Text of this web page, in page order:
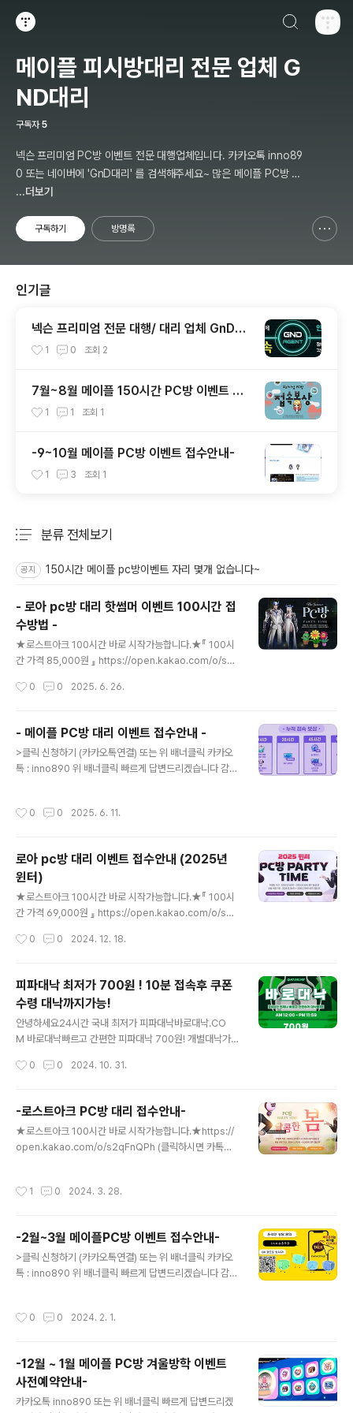
메이플 피시방대리 전문 업체 G
ND대리
구독자 5
넥슨 프리미엄 PC방 이벤트 전문 대행업체입니다. 카카오톡 inno89
0 또는 네이버에 'GnD대리' 를 검색해주세요~ 많은 메이플 PC방 대
리 후기가 있습니다
...더보기
구독하기 방명록
인기글
넥슨 프리미엄 전문 대행/ 대리 업체 GnD입
니다.
1 0 조회 2
7월~8월 메이플 150시간 PC방 이벤트 대
행 진행합니다
1 1 조회 1
-9~10월 메이플 PC방 이벤트 접수안내-
1 3 조회 1
분류 전체보기
공지 150시간 메이플 pc방이벤트 자리 몇개 없습니다~
- 로아 pc방 대리 핫썸머 이벤트 100시간 접
수방법 -
★로스트아크 100시간 바로 시작가능합니다.★『 100시
간 가격 85,000원 』 https://open.kakao.com/o/s2q
inno890 이쪽으로 카톡주시면 빠르게 답변드리곘습니다.
새벽 02:00 ~ 12:00 (매일 10시간,주말제외가능) 2자리
남음-B조- 매일 오후 12:00 ~ 22:00(매일 10시간,주말
제외가능)2자리 남음
0 0 2025. 6. 26.
- 메이플 PC방 대리 이벤트 접수안내 -
>클릭 신청하기 (카카오톡연결) 또는 위 배너클릭 카카오
톡 : inno890 위 배너클릭 빠르게 답변드리겠습니다 감사
가능) 접수중-★A조 00:00 ~ 06:00 잔여 * 250자리 *
0 0 2025. 6. 11.
로아 pc방 대리 이벤트 접수안내 (2025년
윈터)
★로스트아크 100시간 바로 시작가능합니다.★『 100시
간 가격 69,000원 』 https://open.kakao.com/o/s2q
inno890 이쪽으로 카톡주시면 빠르게 답변드리곘습니다.
새벽 02:00 ~ 12:00 (매일 10시간,주말제외가능) 2자리
남음-B조- 매일 오후 12:00 ~ 22:00(매일 10시간,주말
제외가능)2자리 남음
0 0 2024. 12. 18.
피파대낙 최저가 700원 ! 10분 접속후 쿠폰
수령 대낙까지가능!
안녕하세요24시간 국내 최저가 피파대낙바로대낙.CO
M 바로대낙빠르고 간편한 피파대낙 700원! 개별대낙가
피파대낙!10분접속 후 쿠폰수령 대낙까지가능합니다.개별
0 0 2024. 10. 31.
-로스트아크 PC방 대리 접수안내-
★로스트아크 100시간 바로 시작가능합니다.★https://
open.kakao.com/o/s2qFnQPh (클릭하시면 카톡으
0일간 작업합니다.『 100시간 가격 70,000원 』
1 0 2024. 3. 28.
-2월~3월 메이플PC방 이벤트 접수안내-
>클릭 신청하기 (카카오톡연결) 또는 위 배너클릭 카카오
톡 : inno890 위 배너클릭 빠르게 답변드리겠습니다 감사
시간 솜사탕핑크빈 +PC방 코디템 60시간 앱솔+ 전투복
접수중-★ A조 01:00 ~ 13:00 잔여 * 250자리 * ★매
일 10시간 작업 마감 B조 11:00 ~ 22:00 잔여 * 250자
리* ★매일 10시간 작업 마감
0 0 2024. 2. 1.
-12월 ~ 1월 메이플 PC방 겨울방학 이벤트
사전예약안내-
카카오톡 inno890 또는 위 배너클릭 빠르게 답변드리겠